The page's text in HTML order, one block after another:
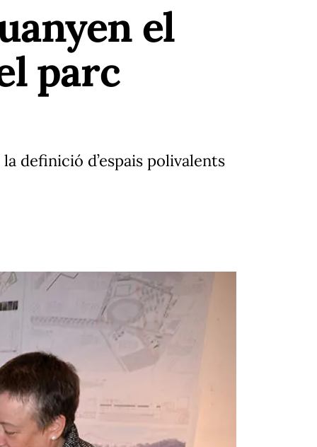
el
parc
definició d’espais polivalents